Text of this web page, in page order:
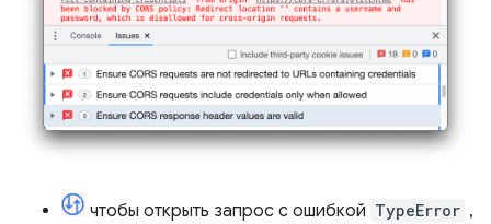
чтобы открыть запрос с ошибкой TypeError ,